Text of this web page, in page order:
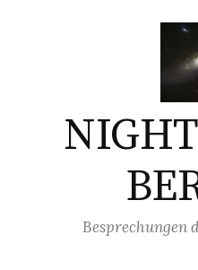
Besprechungen